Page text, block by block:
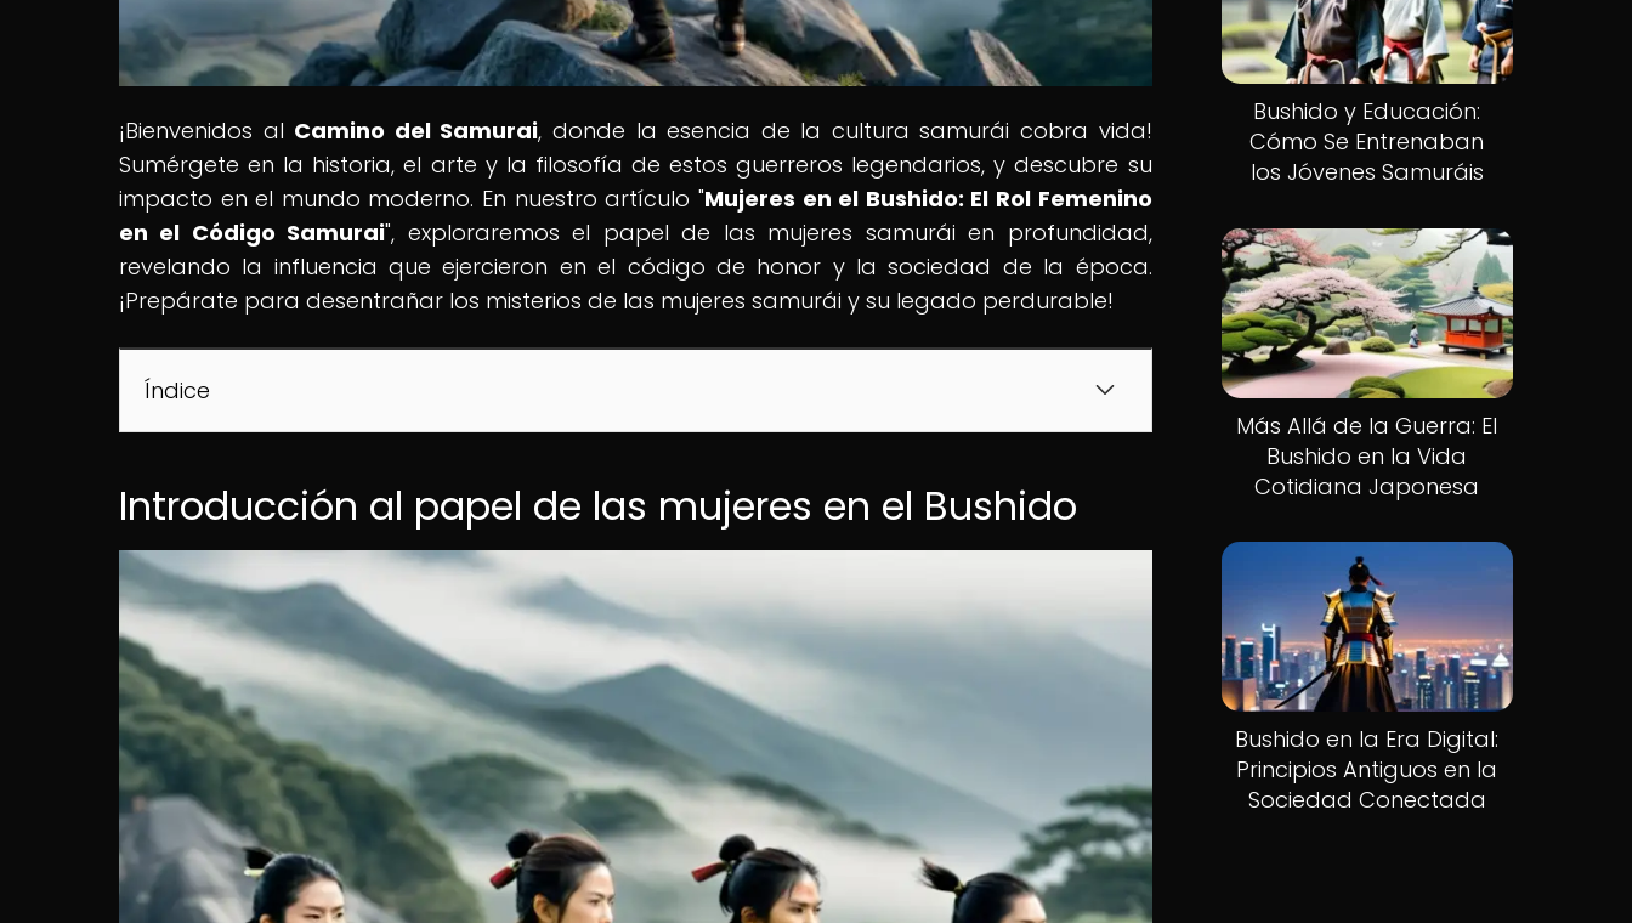
¡Bienvenidos al Camino del Samurai, donde la esencia de la cultura samurái cobra vida!
Sumérgete en la historia, el arte y la filosofía de estos guerreros legendarios, y descubre su
impacto en el mundo moderno. En nuestro artículo "Mujeres en el Bushido: El Rol Femenino
en el Código Samurai", exploraremos el papel de las mujeres samurái en profundidad,
revelando la influencia que ejercieron en el código de honor y la sociedad de la época.
¡Prepárate para desentrañar los misterios de las mujeres samurái y su legado perdurable!
Índice
Introducción al papel de las mujeres en el Bushido
Bushido y Educación:
Cómo Se Entrenaban
los Jóvenes Samuráis
Más Allá de la Guerra: El
Bushido en la Vida
Cotidiana Japonesa
Bushido en la Era Digital:
Principios Antiguos en la
Sociedad Conectada